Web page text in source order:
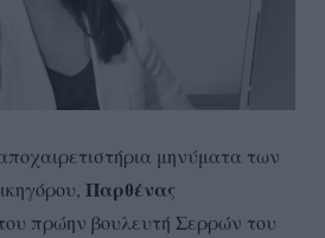
μηνύματα των
Παρθένας
πρώην βουλευτή Σερρών του